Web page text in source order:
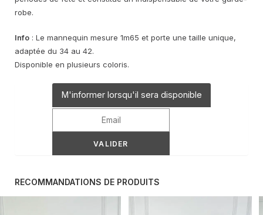
robe.
Info : Le mannequin mesure 1m65 et porte une taille unique,
adaptée du 34 au 42.
Disponible en plusieurs coloris.
M'informer lorsqu'il sera disponible
RECOMMANDATIONS DE PRODUITS